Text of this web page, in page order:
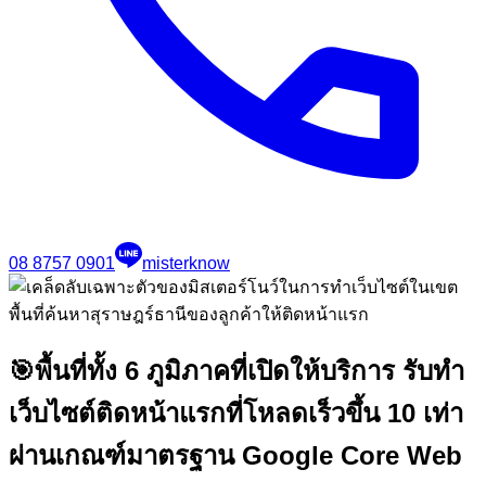
08 8757 0901 misterknow
🎯พื้นที่ทั้ง 6 ภูมิภาคที่เปิดให้บริการ รับทำ
เว็บไซต์ติดหน้าแรกที่โหลดเร็วขึ้น 10 เท่า
ผ่านเกณฑ์มาตรฐาน Google Core Web